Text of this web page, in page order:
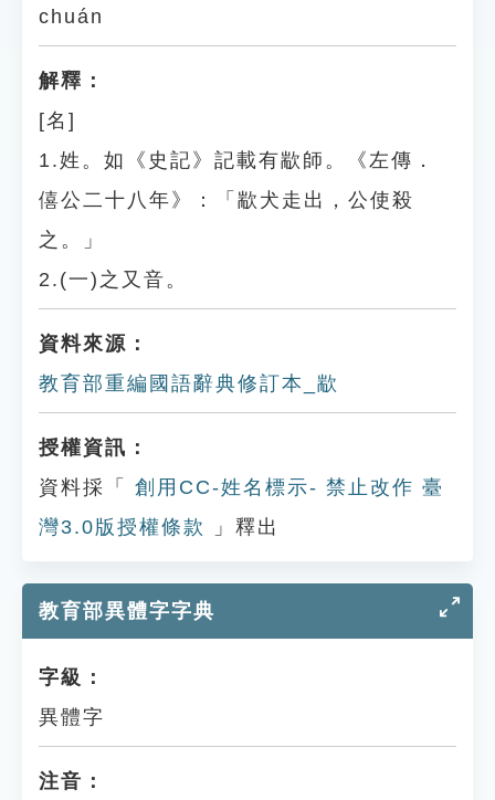
chuán
解釋：
[名]
1.姓。如《史記》記載有歂師。《左傳．
僖公二十八年》：「歂犬走出，公使殺
之。」
2.(一)之又音。
資料來源：
教育部重編國語辭典修訂本_歂
授權資訊：
資料採「
創用CC-姓名標示- 禁止改作 臺
灣3.0版授權條款
」釋出
教育部異體字字典
字級：
異體字
注音：